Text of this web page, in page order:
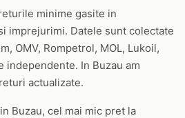
minime gasite in
imprejurimi. Datele sunt colectate
OMV, Rompetrol, MOL, Lukoil,
independente. In Buzau am
actualizate.
Buzau, cel mai mic pret la